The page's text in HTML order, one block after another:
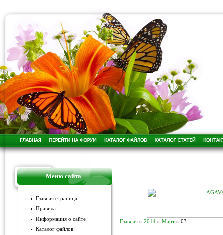
Меню сайта
Главная страница
Правила
Информация о сайте
Каталог файлов
Главная » 2014 » Март » 03